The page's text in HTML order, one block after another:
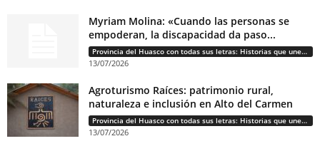
Myriam Molina: «Cuando las personas se
empoderan, la discapacidad da paso...
Provincia del Huasco con todas sus letras: Historias que unen cultura, diversidad e identidad
13/07/2026
Agroturismo Raíces: patrimonio rural,
naturaleza e inclusión en Alto del Carmen
Provincia del Huasco con todas sus letras: Historias que unen cultura, diversidad e identidad
13/07/2026